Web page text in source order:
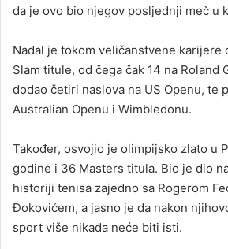
da je ovo bio njegov posljednji meč u
Nadal je tokom veličanstvene karijere
Slam titule, od čega čak 14 na Roland
dodao četiri naslova na US Openu, te
Australian Openu i Wimbledonu.
Također, osvojio je olimpijsko zlato u
godine i 36 Masters titula. Bio je dio
historiji tenisa zajedno sa Rogerom
Đokovićem, a jasno je da nakon
sport više nikada neće biti isti.